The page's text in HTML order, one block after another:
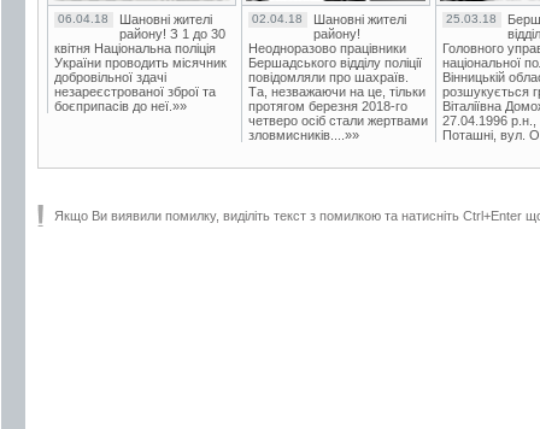
06.04.18
Шановні жителі
району! З 1 до 30
квітня Національна поліція
України проводить місячник
добровільної здачі
незареєстрованої зброї та
боєприпасів до неї.»»
02.04.18
Шановні жителі
району!
Неодноразово працівники
Бершадського відділу поліції
повідомляли про шахраїв.
Та, незважаючи на це, тільки
протягом березня 2018-го
четверо осіб стали жертвами
зловмисників....»»
25.03.18
Головного
національної
Вінницькій
розшукується
Віталіївна
27.04.1996 р.н.,
Поташні, вул.
Якщо Ви виявили помилку, виділіть текст з помилкою та натисніть Ctrl+Enter